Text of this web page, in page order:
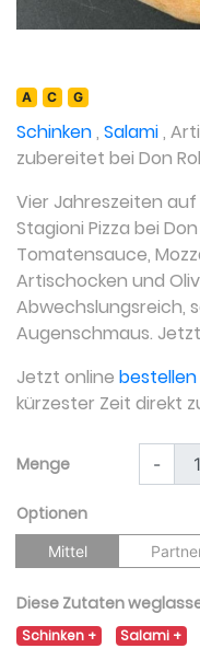
A C G
Schinken, Salami,
zubereitet bei Don
Vier Jahreszeiten
Stagioni Pizza bei
Tomatensauce,
Artischocken und
Abwechslungsreich,
Augenschmaus.
Jetzt online bestellen
kürzester Zeit direkt
Menge -
Optionen
Mittel
Diese Zutaten
Schinken Salami